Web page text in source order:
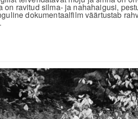
on ravitud silma- ja nahahaigusi,
dokumentaalfilm väärtustab